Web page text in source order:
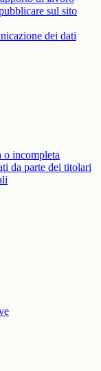
sul sito
dei dati
o incompleta
da parte dei titolari